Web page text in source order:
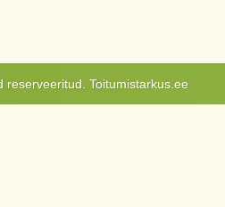
Toitumistarkus.ee